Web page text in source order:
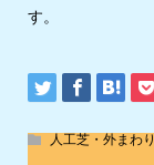
す。
人工芝・外まわり